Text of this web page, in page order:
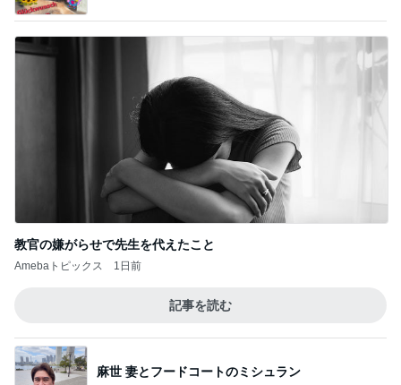
教官の嫌がらせで先生を代えたこと
記事を読む
麻世 妻とフードコートのミシュラン
Amebaトピックス 1日前
Amebaトピックス 1日前
ネイルチェンジ前の最高な組み合わせ